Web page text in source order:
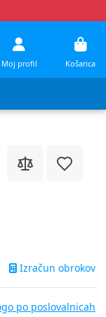
Moj profil Košarica
Izračun obrokov
po poslovalnicah